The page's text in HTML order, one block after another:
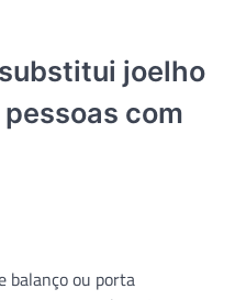
joelho
com
balanço ou porta